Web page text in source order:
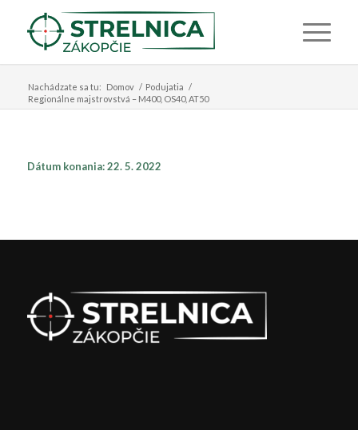
Nachádzate sa tu: Domov / Podujatia /
Regionálne majstrovstvá – M400, OS40, AT50
Dátum konania: 22. 5. 2022